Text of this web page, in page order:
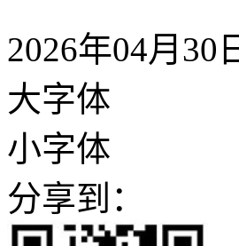
2026年04月
大字体
小字体
分享到：